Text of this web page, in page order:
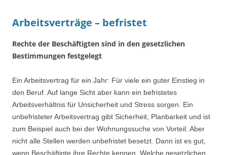
Arbeitsverträge – befristet
Rechte der Beschäftigten sind in den gesetzlichen
Bestimmungen festgelegt
Ein Arbeitsvertrag für ein Jahr: Für viele ein guter Einstieg in
den Beruf. Auf lange Sicht aber kann ein befristetes
Arbeitsverhältnis für Unsicherheit und Stress sorgen. Ein
unbefristeter Arbeitsvertrag gibt Sicherheit, Planbarkeit und ist
zum Beispiel auch bei der Wohnungssuche von Vorteil. Aber
nicht alle Stellen werden unbefristet besetzt. Dann ist es gut,
wenn Beschäftigte ihre Rechte kennen. Welche gesetzlichen